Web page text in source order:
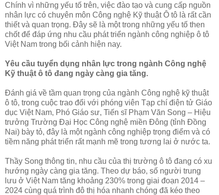
Chính vì những yếu tố trên, việc đào tạo và cung cấp nguồn
nhân lực có chuyên môn Công nghệ Kỹ thuật Ô tô là rất cần
thiết và quan trọng. Đây sẽ là một trong những yếu tố then
chốt để đáp ứng nhu cầu phát triển ngành công nghiệp ô tô
Việt Nam trong bối cảnh hiện nay.
Yêu cầu tuyển dụng nhân lực trong ngành Công nghệ
Kỹ thuật ô tô đang ngày càng gia tăng.
Đánh giá về tầm quan trọng của ngành Công nghệ kỹ thuật
ô tô, trong cuộc trao đổi với phóng viên Tạp chí điện tử Giáo
dục Việt Nam, Phó Giáo sư, Tiến sĩ Phạm Văn Song – Hiệu
trưởng Trường Đại Học Công nghệ miền Đông (tỉnh Đồng
Nai) bày tỏ, đây là một ngành công nghiệp trọng điểm và có
tiềm năng phát triển rất mạnh mẽ trong tương lai ở nước ta.
Thầy Song thông tin, nhu cầu của thị trường ô tô đang có xu
hướng ngày càng gia tăng. Theo dự báo, số người trung
lưu ở Việt Nam tăng khoảng 230% trong giai đoạn 2014 –
2024 cùng quá trình đô thị hóa nhanh chóng đã kéo theo